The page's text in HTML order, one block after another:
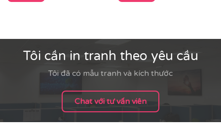
Tôi cần in tranh theo yêu cầu
Tôi đã có mẫu tranh và kích thước
Chat với tư vấn viên